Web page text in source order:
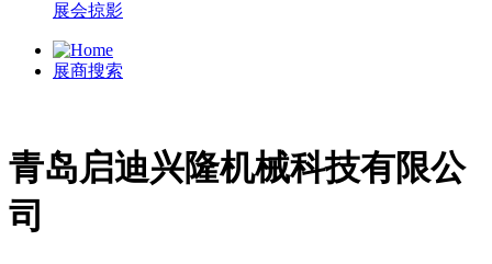
展会掠影
展商搜索
青岛启迪兴隆机械科技有限公
司